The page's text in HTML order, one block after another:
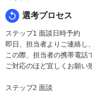
replay 選考プロセス
ステップ1 面談日時予約
即日、担当者よりご連絡し
この際、担当者の携帯電話
ご対応のほど宜しくお願い
ステップ2 面談